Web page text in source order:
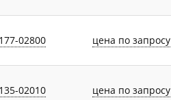
02800 цена по запросу
02010 цена по запросу